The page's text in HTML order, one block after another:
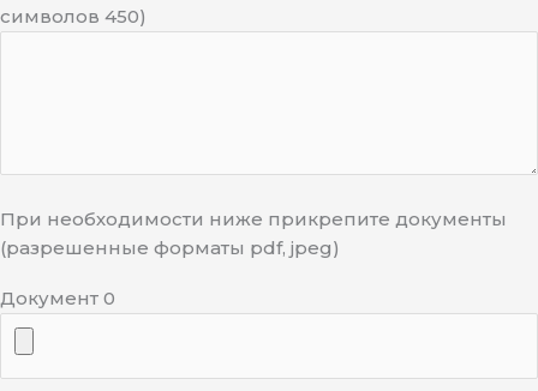
символов 450)
При необходимости ниже прикрепите документы
(разрешенные форматы pdf, jpeg)
Документ 0